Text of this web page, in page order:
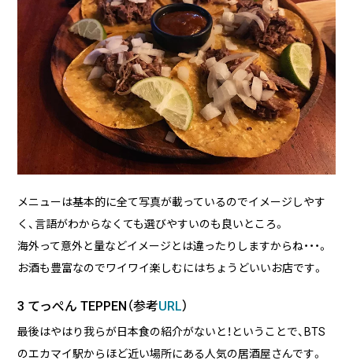
メニューは基本的に全て写真が載っているのでイメージしやす
く、言語がわからなくても選びやすいのも良いところ。
海外って意外と量などイメージとは違ったりしますからね・・・。
お酒も豊富なのでワイワイ楽しむにはちょうどいいお店です。
3 てっぺん TEPPEN（参考URL）
最後はやはり我らが日本食の紹介がないと！ということで、BTS
のエカマイ駅からほど近い場所にある人気の居酒屋さんです。